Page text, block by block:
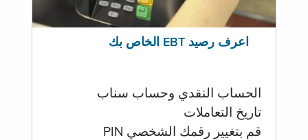
اعرف رصيد EBT الخاص بك
الحساب النقدي وحساب سناب
تاريخ التعاملات
قم بتغيير رقمك الشخصي PIN